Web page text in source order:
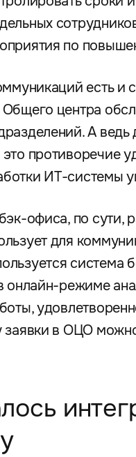
по
есть и
центра
А
противоречие
ИТ-системы
офиса, по
для
онлайн-режиме
в ОЦО